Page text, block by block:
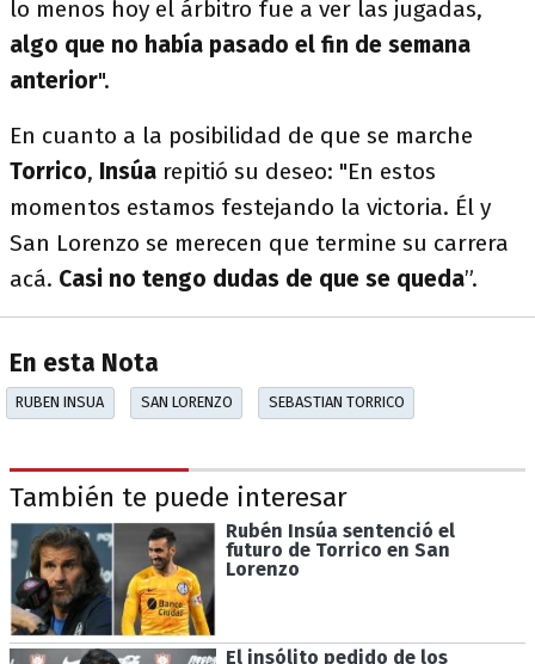
lo menos hoy el árbitro fue a ver las jugadas,
algo que no había pasado el fin de semana
anterior".
En cuanto a la posibilidad de que se marche
Torrico, Insúa repitió su deseo: "En estos
momentos estamos festejando la victoria. Él y
San Lorenzo se merecen que termine su carrera
acá. Casi no tengo dudas de que se queda”.
En esta Nota
RUBEN INSUA SAN LORENZO SEBASTIAN TORRICO
También te puede interesar
Rubén Insúa sentenció el
futuro de Torrico en San
Lorenzo
El insólito pedido de los